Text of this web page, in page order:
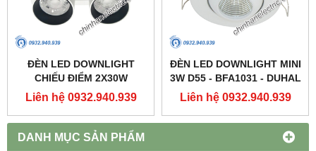
DANH MỤC SẢN PHẨM
ĐÈN LED DOWNLIGHT
CHIẾU ĐIỂM 2X30W
250X137 - DFC2302 -
Liên hệ 0932.940.939
ĐÈN LED DOWNLIGHT MINI
3W D55 - BFA1031 - DUHAL
Liên hệ 0932.940.939